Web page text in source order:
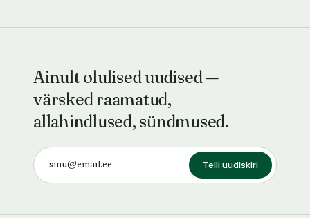
Ainult olulised uudised —
värsked raamatud,
allahindlused, sündmused.
Telli uudiskiri